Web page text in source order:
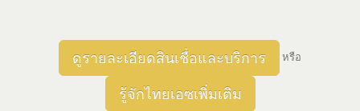
ดูรายละเอียดสินเชื่อและบริการ หรือ
รู้จักไทยเอซเพิ่มเติม